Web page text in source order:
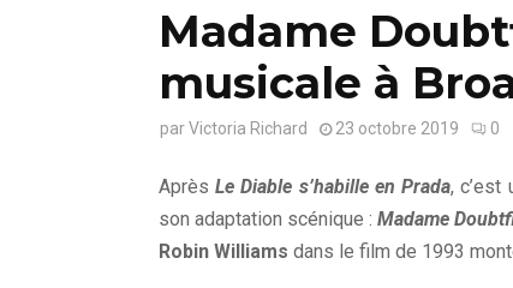
Madame
musicale à
parVictoria Richard 23 octobre 2019 0
AprèsLe Diable s’habille en Prada, c’est
son adaptation scénique : Madame
Robin Williams dans le film de 1993